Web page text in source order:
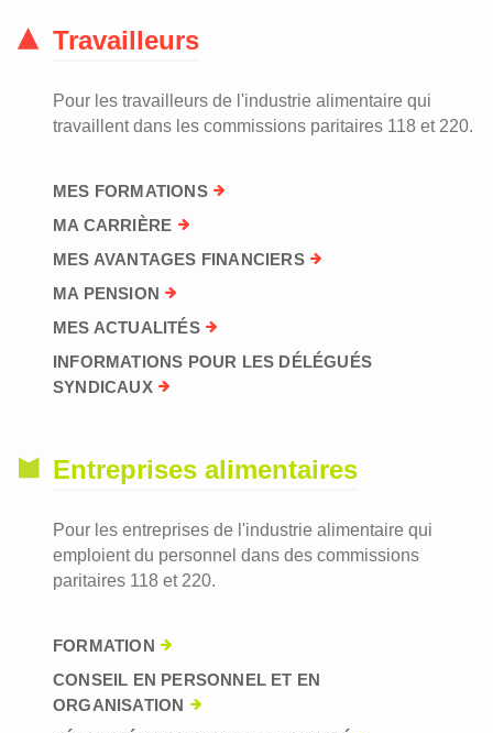
Travailleurs
Pour les travailleurs de l'industrie alimentaire qui
travaillent dans les commissions paritaires 118 et 220.
MES FORMATIONS
MA CARRIÈRE
MES AVANTAGES FINANCIERS
MA PENSION
MES ACTUALITÉS
INFORMATIONS POUR LES DÉLÉGUÉS
SYNDICAUX
Entreprises alimentaires
Pour les entreprises de l'industrie alimentaire qui
emploient du personnel dans des commissions
paritaires 118 et 220.
FORMATION
CONSEIL EN PERSONNEL ET EN
ORGANISATION